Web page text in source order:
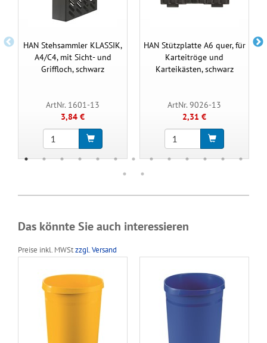
HAN Stehsammler KLASSIK,
A4/C4, mit Sicht- und
Griffloch, schwarz
ArtNr. 1601-13
3,84 €
HAN Stützplatte A6 quer, für
Karteitröge und
Karteikästen, schwarz
ArtNr. 9026-13
2,31 €
Das könnte Sie auch interessieren
Preise inkl. MWStzzgl. Versand